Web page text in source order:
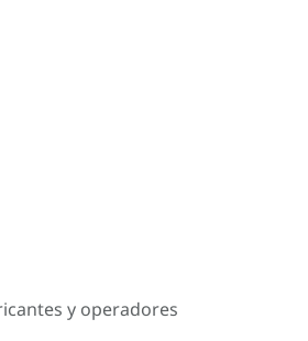
y operadores